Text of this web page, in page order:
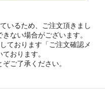
いるため、ご注文頂きまし
ない場合がございます。
ております「ご注文確認メ
おります。
ご了承ください。